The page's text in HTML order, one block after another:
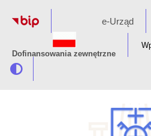
e-Urząd
Dofinansowania zewnętrzne